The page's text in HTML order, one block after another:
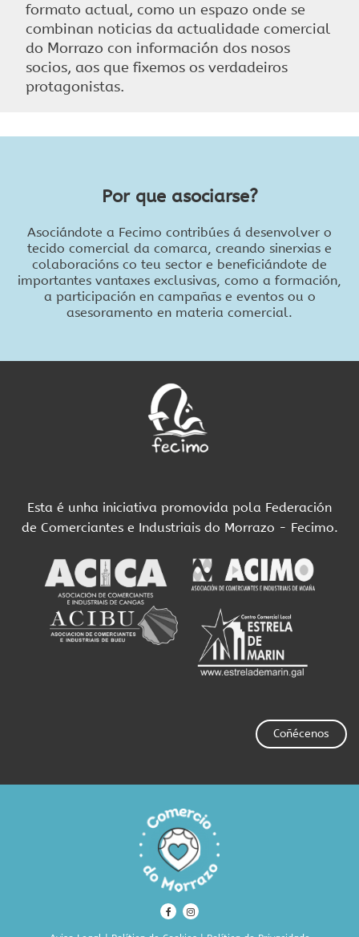
formato actual, como un espazo onde se
combinan noticias da actualidade comercial
do Morrazo con información dos nosos
socios, aos que fixemos os verdadeiros
protagonistas.
Por que asociarse?
Asociándote a Fecimo contribúes á desenvolver o
tecido comercial da comarca, creando sinerxias e
colaboracións co teu sector e beneficiándote de
importantes vantaxes exclusivas, como a formación,
a participación en campañas e eventos ou o
asesoramento en materia comercial.
Esta é unha iniciativa promovida pola Federación
de Comerciantes e Industriais do Morrazo - Fecimo.
Coñécenos